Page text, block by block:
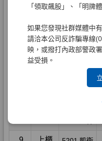
「領取飆股」、「明牌
如果您發現社群媒體中
請洽本公司反詐騙專線
映，或撥打內政部警政
益受損。